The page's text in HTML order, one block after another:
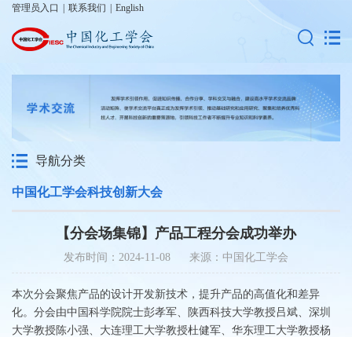
管理员入口 联系我们 English
导航分类
中国化工学会科技创新大会
【分会场集锦】产品工程分会成功举办
发布时间：2024-11-08 来源：中国化工学会
本次分会聚焦产品的设计开发新技术，提升产品的高值化和差异
化。分会由中国科学院院士彭孝军、陕西科技大学教授吕斌、深圳
大学教授陈小强、大连理工大学教授杜健军、华东理工大学教授杨